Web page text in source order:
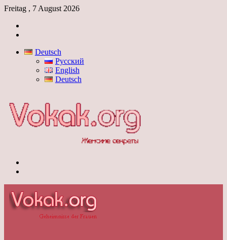
Freitag , 7 August 2026
Deutsch
Русский
English
Deutsch